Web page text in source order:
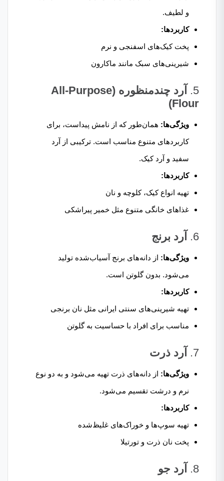
و لطیف.
کاربردها:
پخت کیک‌های اسفنجی و نرم
شیرینی‌های سبک مانند ماکارون
5.
آرد چندمنظوره (All-Purpose
Flour)
ویژگی‌ها: همان‌طور که از نامش پیداست، برای
کاربردهای متنوع مناسب است. ترکیبی از آرد
سفید و آرد کیک.
کاربردها:
تهیه انواع کیک، کلوچه و نان
غذاهای خانگی متنوع مثل خمیر پیراشکی
6. آرد برنج
ویژگی‌ها: از دانه‌های برنج آسیاب‌شده تولید
می‌شود. بدون گلوتن است.
کاربردها:
تهیه شیرینی‌های سنتی ایرانی مثل نان برنجی
مناسب برای افراد با حساسیت به گلوتن
7. آرد ذرت
ویژگی‌ها: از دانه‌های ذرت تهیه می‌شود و به دو نوع
نرم و درشت تقسیم می‌شود.
کاربردها:
تهیه سوپ‌ها و خوراک‌های غلیظ‌شده
پخت نان ذرت و تورتیلا
8. آرد جو